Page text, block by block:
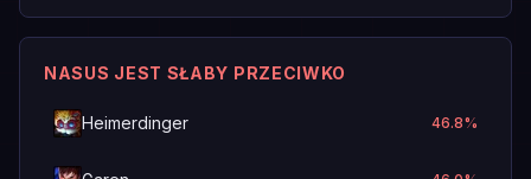
NASUS JEST SŁABY PRZECIWKO
Heimerdinger 46.8%